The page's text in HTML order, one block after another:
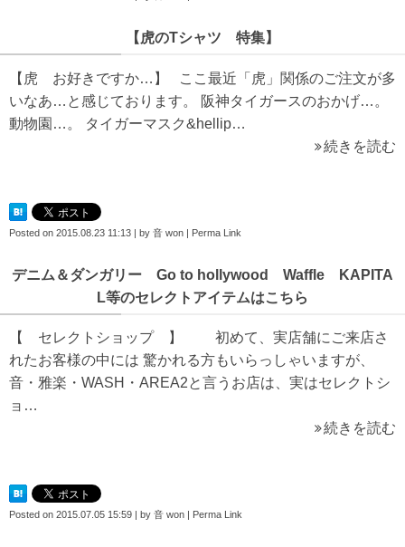
【虎のTシャツ 特集】
【虎 お好きですか…】 ここ最近「虎」関係のご注文が多
いなあ…と感じております。 阪神タイガースのおかげ…。
動物園…。 タイガーマスク&hellip…
続きを読む
Posted on 2015.08.23 11:13 | by 音 won | Perma Link
デニム＆ダンガリー Go to hollywood Waffle KAPITA
L等のセレクトアイテムはこちら
【 セレクトショップ 】 初めて、実店舗にご来店さ
れたお客様の中には 驚かれる方もいらっしゃいますが、
音・雅楽・WASH・AREA2と言うお店は、実はセレクトシ
ョ…
続きを読む
Posted on 2015.07.05 15:59 | by 音 won | Perma Link